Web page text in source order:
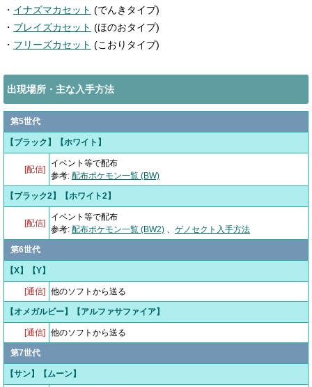
・ イナズマカセット (でんきタイプ)
・ ブレイズカセット (ほのおタイプ)
・ フリーズカセット (こおりタイプ)
出現場所・主な入手方法
第5世代
【ブラック】【ホワイト】
[配信]
イベント等で配布
参考: 配布ポケモン一覧 (BW)
【ブラック2】【ホワイト2】
[配信]
イベント等で配布
参考: 配布ポケモン一覧 (BW2) 、 ゲノセクト入手方法
第6世代
【X】【Y】
[通信] 他のソフトから送る
【オメガルビー】【アルファサファイア】
[通信] 他のソフトから送る
第7世代
【サン】【ムーン】